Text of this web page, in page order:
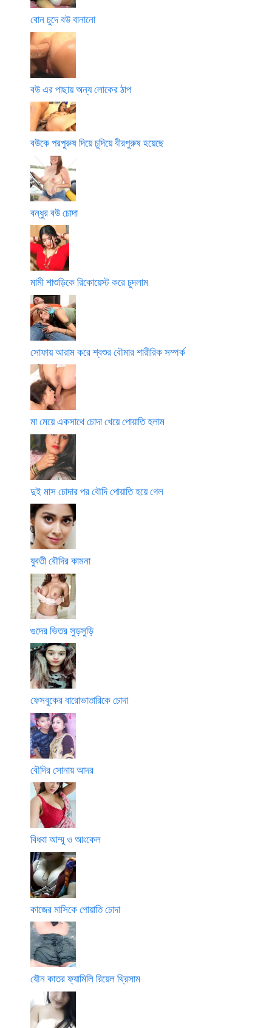
বোন চুদে বউ বানানো
বউ এর পাছায় অন্য লোকের ঠাপ
বউকে পরপুরুষ দিয়ে চুদিয়ে বীরপুরুষ হয়েছে
বন্ধুর বউ চোদা
মামী শাশুড়িকে রিকোয়েস্ট করে চুদলাম
সোফায় আরাম করে শ্বশুর বৌমার শারীরিক সম্পর্ক
মা মেয়ে একসাথে চোদা খেয়ে পোয়াতি হলাম
দুই মাস চোদার পর বৌদি পোয়াতি হয়ে গেল
যুবতী বৌদির কামনা
গুদের ভিতর সুড়সুড়ি
ফেসবুকের বারোভাতারিকে চোদা
বৌদির সোনায় আদর
বিধবা আম্মু ও আংকেল
কাজের মাসিকে পোয়াতি চোদা
যৌন কাতর ফ্যামিলি রিয়েল থ্রিসাম